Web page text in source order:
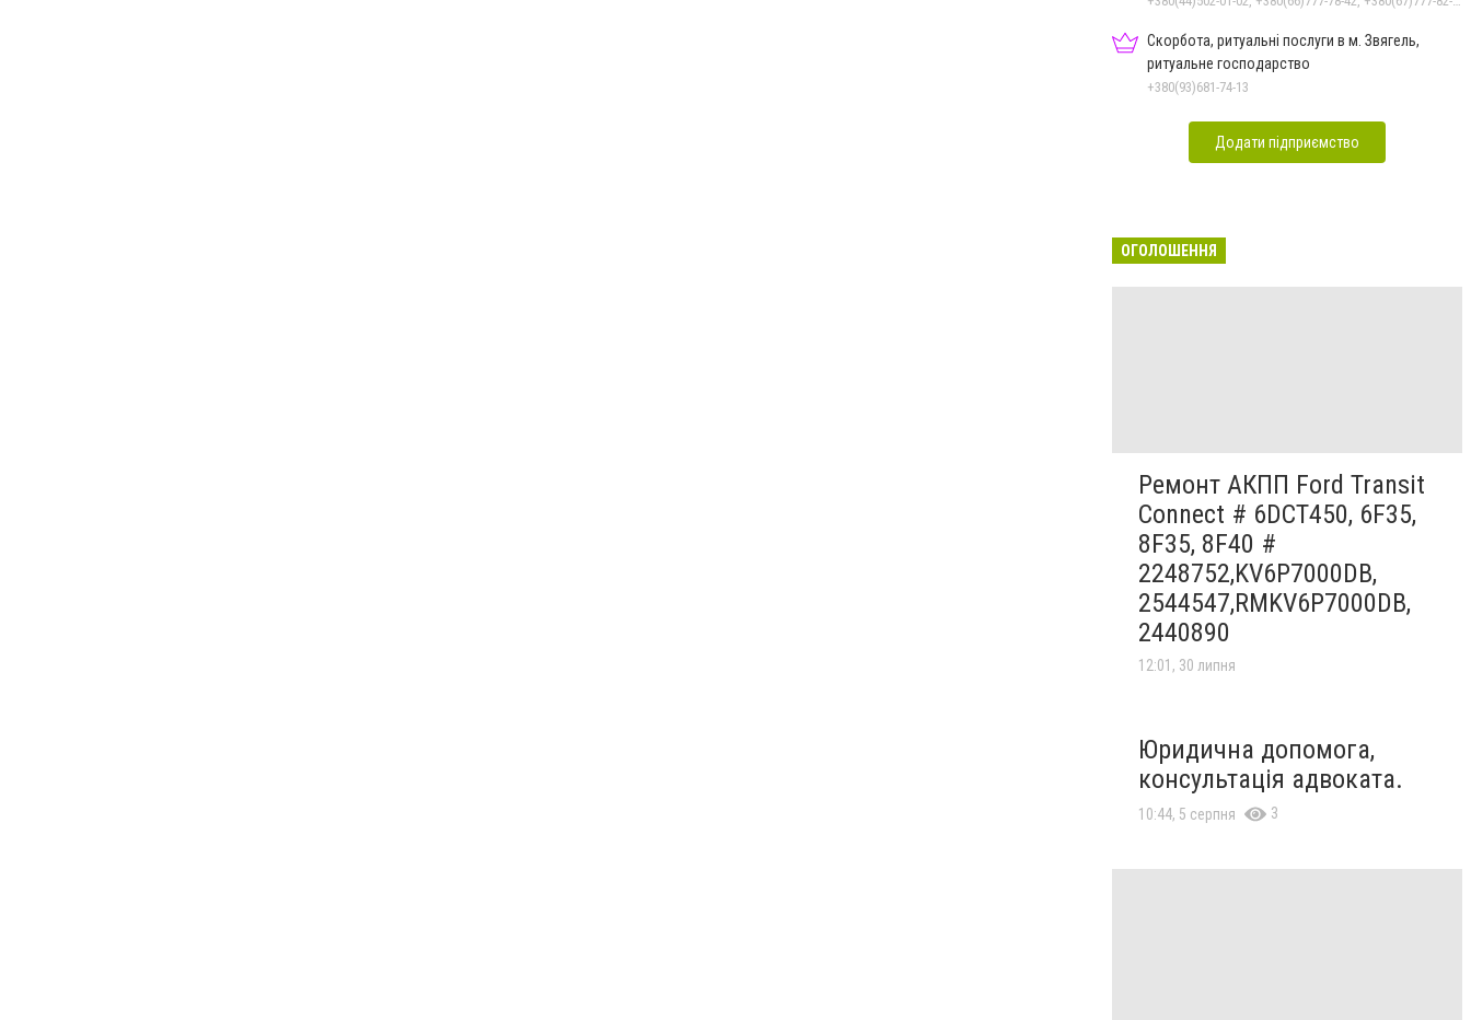
Скорбота, ритуальні послуги в м. Звягель,
ритуальне господарство
+380(93)681-74-13
Додати підприємство
ОГОЛОШЕННЯ
Ремонт АКПП Ford Transit
Connect # 6DCT450, 6F35,
8F35, 8F40 #
2248752,KV6P7000DB,
2544547,RMKV6P7000DB,
2440890
12:01, 30 липня
Юридична допомога,
консультація адвоката.
10:44, 5 серпня 3